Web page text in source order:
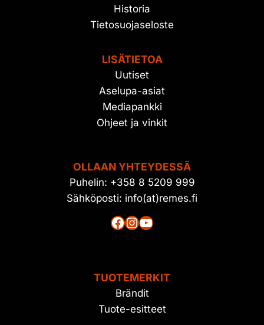
Historia
Tietosuojaseloste
LISÄTIETOA
Uutiset
Aselupa-asiat
Mediapankki
Ohjeet ja vinkit
OLLAAN YHTEYDESSÄ
Puhelin: +358 8 5209 999
Sähköposti: info(at)remes.fi
Facebook
Instagram
YouTube
TUOTEMERKIT
Brändit
Tuote-esitteet